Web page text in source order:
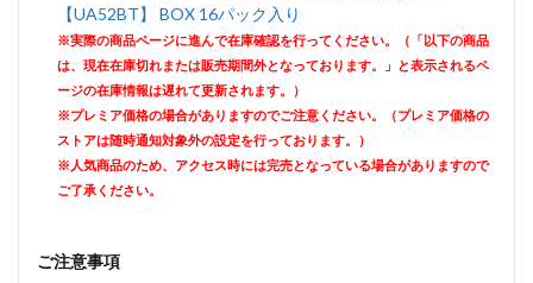
【UA52BT】 BOX 16パック入り
※実際の商品ページに進んで在庫確認を行ってください。（「以下の商品
は、現在在庫切れまたは販売期間外となっております。」と表示されるペ
ージの在庫情報は遅れて更新されます。）
※プレミア価格の場合がありますのでご注意ください。（プレミア価格の
ストアは随時通知対象外の設定を行っております。）
※人気商品のため、アクセス時には完売となっている場合がありますので
ご了承ください。
ご注意事項